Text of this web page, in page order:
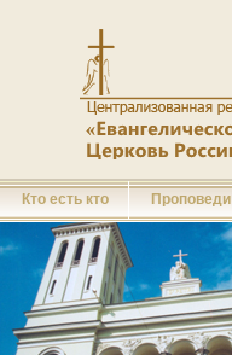
Кто есть кто Проповеди